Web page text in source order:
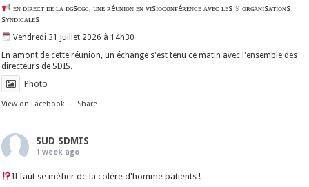
ᴇɴ ᴅɪʀᴇᴄᴛ ᴅᴇ ʟᴀ ᴅɢsᴄɢᴄ, ᴜɴᴇ ʀéᴜɴɪᴏɴ ᴇɴ ᴠɪsɪᴏᴄᴏɴғéʀᴇɴᴄᴇ ᴀᴠᴇᴄ ʟᴇs 𝟿 ᴏʀɢᴀɴɪsᴀᴛɪᴏɴs
sʏɴᴅɪᴄᴀʟᴇs
Vendredi 31 juillet 2026 à 14h30
En amont de cette réunion, un échange s'est tenu ce matin avec l'ensemble des
directeurs de SDIS.
Photo
View on Facebook · Share
SUD SDMIS
1 week ago
Il faut se méfier de la colère d'homme patients !